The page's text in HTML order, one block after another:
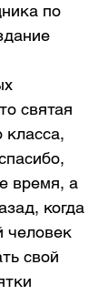
по
святая
класса,
время, а
когда
человек
свой